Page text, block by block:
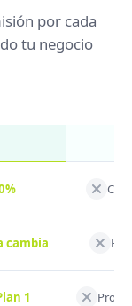
por cada
tu negocio
cambia
1